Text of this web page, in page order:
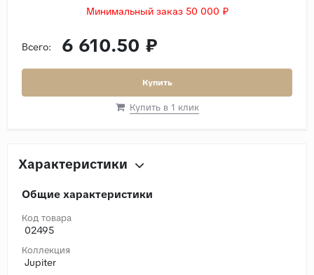
Минимальный заказ 50 000 ₽
Всего: 6 610.50 ₽
Купить
Купить в 1 клик
Характеристики
Общие характеристики
Код товара
02495
Коллекция
Jupiter